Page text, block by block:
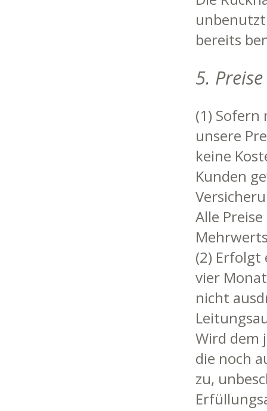
unbenutzt
bereits
5.
(1)
unsere
keine
Kunden
Alle
(2) Erfolgt
vier
nicht
Wird dem
die noch
zu,